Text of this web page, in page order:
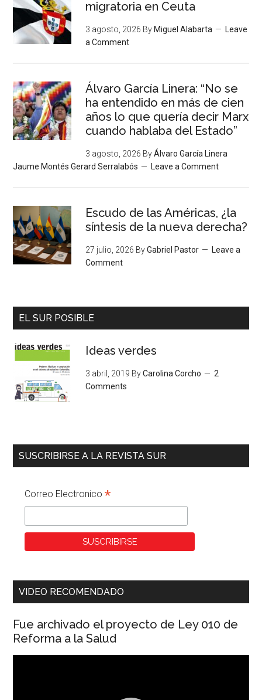
migratoria en Ceuta
3 agosto, 2026 By Miguel Alabarta
Leave
a Comment
Álvaro García Linera: “No se
ha entendido en más de cien
años lo que quería decir Marx
cuando hablaba del Estado”
3 agosto, 2026 ByÁlvaro García Linera
Jaume Montés Gerard Serralabós
Leave a Comment
Escudo de las Américas, ¿la
síntesis de la nueva derecha?
27 julio, 2026 ByGabriel Pastor
Leave a
Comment
EL SUR POSIBLE
Ideas verdes
3 abril, 2019 ByCarolina Corcho
2
Comments
SUSCRIBIRSE A LA REVISTA SUR
Correo Electronico*
VIDEO RECOMENDADO
Fue archivado el proyecto de Ley 010 de
Reforma a la Salud